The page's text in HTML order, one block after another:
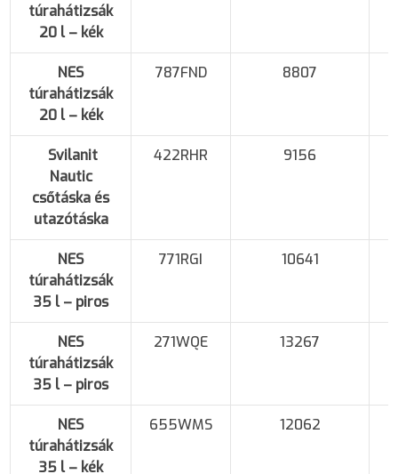
túrahátizsák
20 l – kék
NES
túrahátizsák
20 l – kék
787FND 8807
Svilanit
Nautic
csőtáska és
utazótáska
422RHR 9156
NES
túrahátizsák
35 l – piros
771RGI
10641
NES
túrahátizsák
35 l – piros
271WQE 13267
NES
túrahátizsák
35 l – kék
655WMS
12062